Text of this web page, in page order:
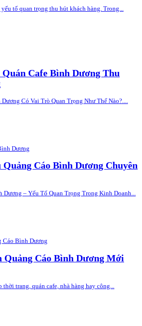
tố quan trọng thu hút khách hàng. Trong...
Cafe Bình Dương Thu
Có Vai Trò Quan Trọng Như Thế Nào?....
Quảng Cáo Bình Dương Chuyên
Dương – Yếu Tố Quan Trọng Trong Kinh Doanh...
Quảng Cáo Bình Dương Mới
trang, quán cafe, nhà hàng hay công...